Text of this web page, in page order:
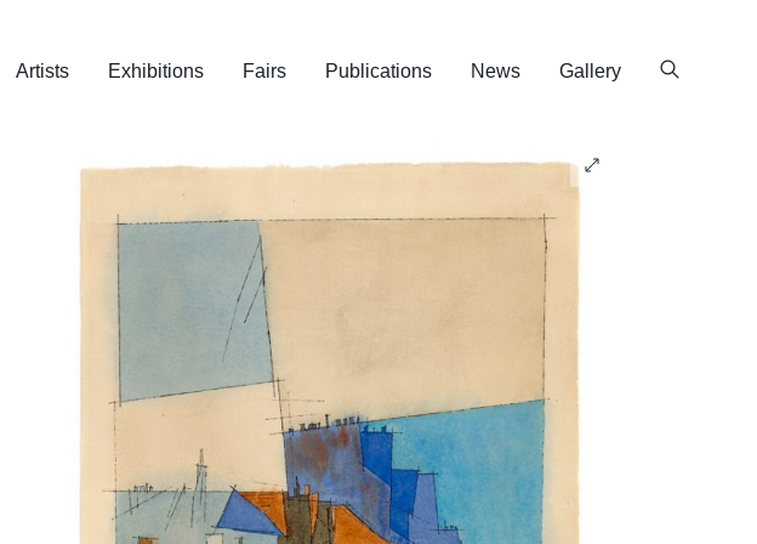
Artists Exhibitions Fairs Publications News Gallery